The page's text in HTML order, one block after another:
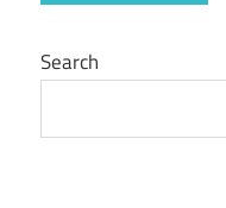
Search